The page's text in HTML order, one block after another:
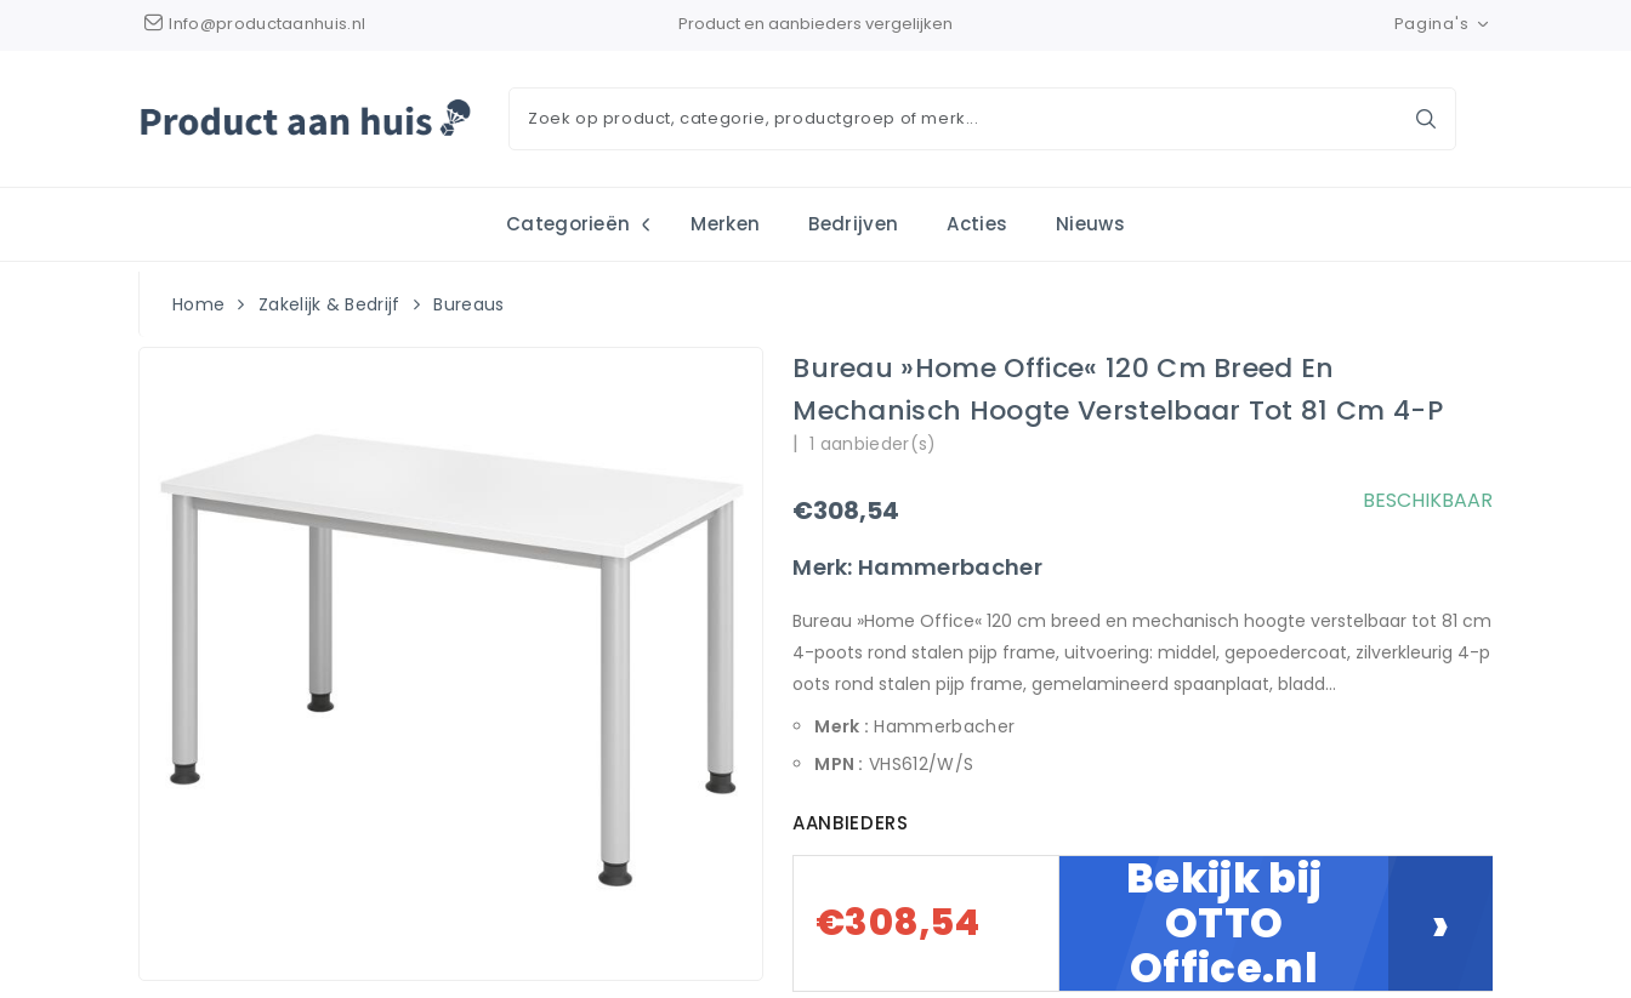
Info@productaanhuis.nl Product en aanbieders vergelijken Pagina's
Categorieën Merken Bedrijven Acties Nieuws
Home Zakelijk & Bedrijf Bureaus
Bureau »Home Office« 120 Cm Breed En
Mechanisch Hoogte Verstelbaar Tot 81 Cm 4-P
|1 aanbieder(s)
€308,54
Merk: Hammerbacher
BESCHIKBAAR
Bureau »Home Office« 120 cm breed en mechanisch hoogte verstelbaar tot 81 cm
4-poots rond stalen pijp frame, uitvoering: middel, gepoedercoat, zilverkleurig 4-p
oots rond stalen pijp frame, gemelamineerd spaanplaat, bladd...
Merk : Hammerbacher
MPN : VHS612/W/S
AANBIEDERS
€308,54
Bekijk bij
OTTO
Office.nl
›